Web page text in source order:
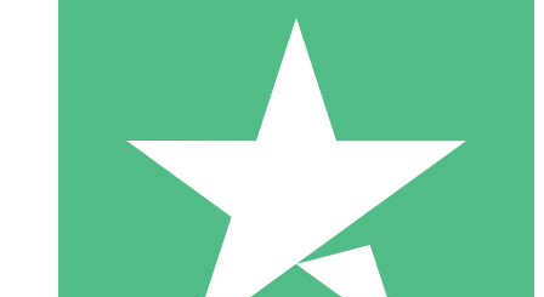
10 Nedladdningar
20 00